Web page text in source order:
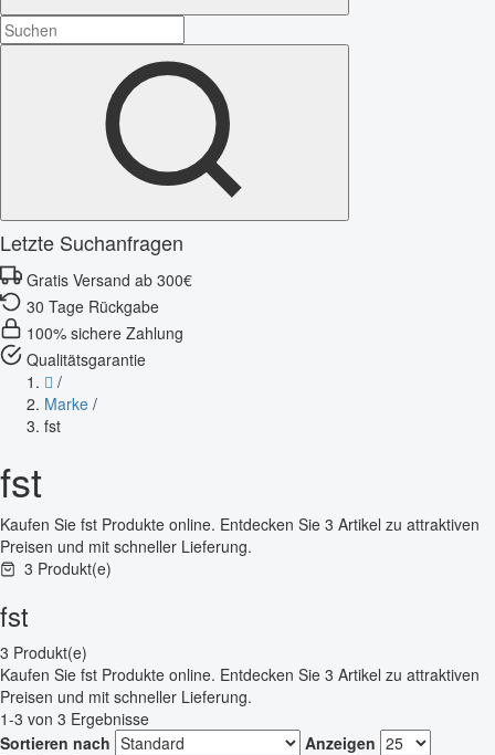
Letzte Suchanfragen
Gratis Versand ab 300€
30 Tage Rückgabe
100% sichere Zahlung
Qualitätsgarantie
/
Marke /
fst
fst
Kaufen Sie fst Produkte online. Entdecken Sie 3 Artikel zu attraktiven
Preisen und mit schneller Lieferung.
3 Produkt(e)
fst
3 Produkt(e)
Kaufen Sie fst Produkte online. Entdecken Sie 3 Artikel zu attraktiven
Preisen und mit schneller Lieferung.
1-3 von 3 Ergebnisse
Sortieren nach
Anzeigen